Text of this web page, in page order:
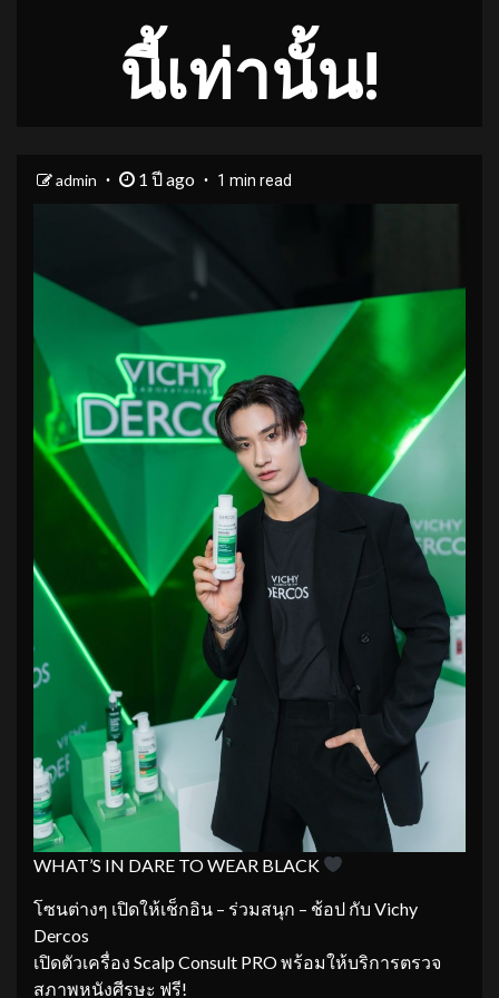
นี้เท่านั้น!
admin 1 ปี ago 1 min read
WHAT’S IN DARE TO WEAR BLACK
โซนต่างๆ เปิดให้เช็กอิน – ร่วมสนุก – ช้อป กับ Vichy
Dercos
เปิดตัวเครื่อง Scalp Consult PRO พร้อมให้บริการตรวจ
สภาพหนังศีรษะ ฟรี!